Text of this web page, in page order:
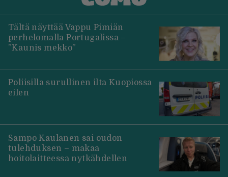
Tältä näyttää Vappu Pimiän
perhelomalla Portugalissa –
”Kaunis mekko”
Poliisilla surullinen ilta Kuopiossa
eilen
Sampo Kaulanen sai oudon
tulehduksen – makaa
hoitolaitteessa nytkähdellen